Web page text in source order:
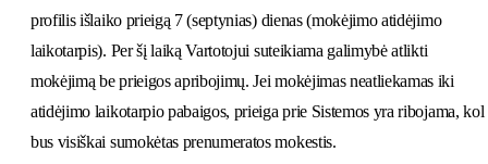
profilis išlaiko prieigą 7 (septynias) dienas (mokėjimo atidėjimo
laikotarpis). Per šį laiką Vartotojui suteikiama galimybė atlikti
mokėjimą be prieigos apribojimų. Jei mokėjimas neatliekamas iki
atidėjimo laikotarpio pabaigos, prieiga prie Sistemos yra ribojama, kol
bus visiškai sumokėtas prenumeratos mokestis.